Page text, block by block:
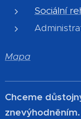
Sociální
Mapa
Chceme
znevýhodněním.